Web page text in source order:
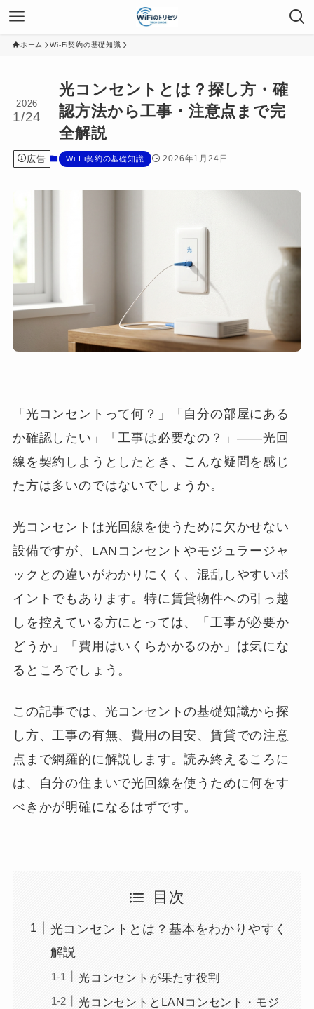
ホーム Wi-Fi契約の基礎知識
光コンセントとは？探し方・確
認方法から工事・注意点まで完
全解説
2026
1/24
広告 Wi-Fi契約の基礎知識 2026年1月24日
「光コンセントって何？」「自分の部屋にある
か確認したい」「工事は必要なの？」――光回
線を契約しようとしたとき、こんな疑問を感じ
た方は多いのではないでしょうか。
光コンセントは光回線を使うために欠かせない
設備ですが、LANコンセントやモジュラージャ
ックとの違いがわかりにくく、混乱しやすいポ
イントでもあります。特に賃貸物件への引っ越
しを控えている方にとっては、「工事が必要か
どうか」「費用はいくらかかるのか」は気にな
るところでしょう。
この記事では、光コンセントの基礎知識から探
し方、工事の有無、費用の目安、賃貸での注意
点まで網羅的に解説します。読み終えるころに
は、自分の住まいで光回線を使うために何をす
べきかが明確になるはずです。
目次
光コンセントとは？基本をわかりやすく
解説
光コンセントが果たす役割
光コンセントとLANコンセント・モジ